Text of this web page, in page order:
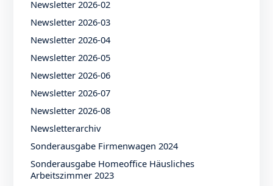
Newsletter 2026-02
Newsletter 2026-03
Newsletter 2026-04
Newsletter 2026-05
Newsletter 2026-06
Newsletter 2026-07
Newsletter 2026-08
Newsletterarchiv
Sonderausgabe Firmenwagen 2024
Sonderausgabe Homeoffice Häusliches
Arbeitszimmer 2023